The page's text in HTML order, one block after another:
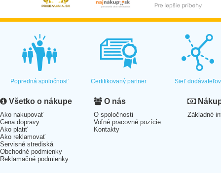
Popredná spoločnosť Certifikovaný partner Sieť dodávateľov
Všetko o nákupe
Ako nakupovať
Cena dopravy
Ako platiť
Ako reklamovať
Servisné strediská
Obchodné podmienky
Reklamačné podmienky
O nás
O spoločnosti
Voľné pracovné pozície
Kontakty
Základné